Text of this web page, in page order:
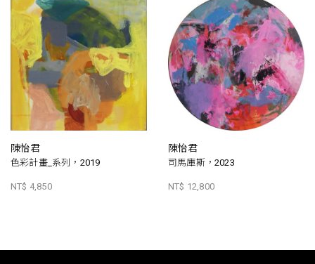
陳怡君
色彩計畫_系列，2019
NT$ 4,850
陳怡君
司馬庫斯，2023
NT$ 12,800